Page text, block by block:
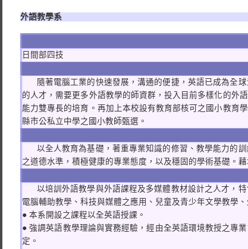
外語教學系
日間部四技
隨著電腦工業的快速發展，溝通的便捷，英語已成為全球
的人才，需要更多外語教學的師資群，投入目前多樣化的外
能力雙專長的培育。再加上本校設有教育部核可之國小教育
縣市公私立中學之國小教師甄選。
以全人教育為基礎，著重專業知識的修習、教學能力的訓
之道德水準，積極健康的專業態度，以及穩固的學術基礎。
以培訓外語教學與外語課程及多媒體教材設計之人才，特
電腦輔助教學、科技與媒體之應用、兒童及青少年文學教學
● 本系開設之課程以全英語授課。
● 強調英語教學理論與實務經驗，經由全英語環境教授之專
定。